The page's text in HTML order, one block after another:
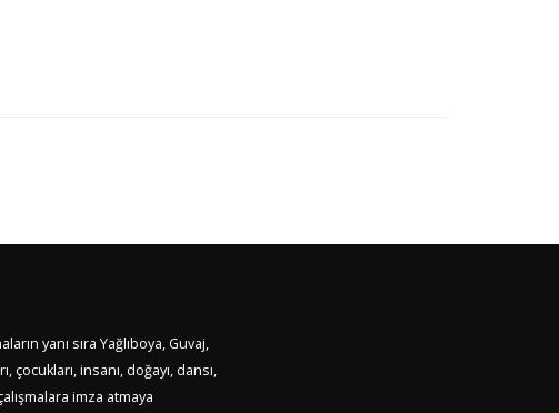
yanı sıra Yağlıboya, Guvaj,
insanı, doğayı, dansı,
imza atmaya